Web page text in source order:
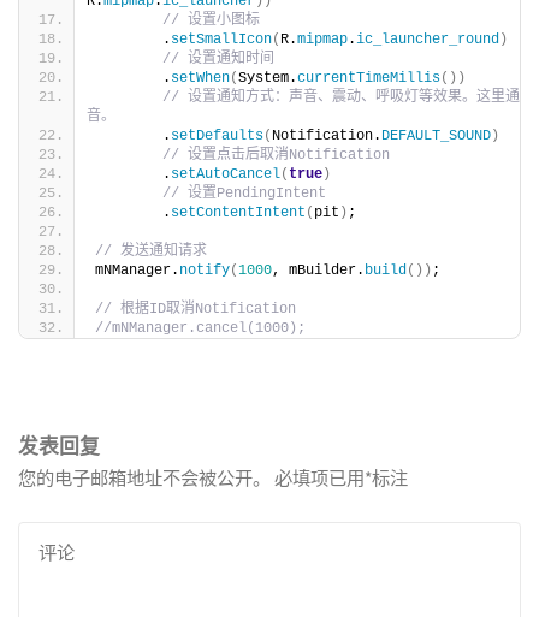
// 设置小图标
        .
setSmallIcon( R.mipmap.ic_launcher_round )
// 设置通知时间
        .
setWhen(System.currentTimeMillis())
// 设置通知方式：声音、震动、呼吸灯等效果。这里通知
音。
        .
setDefaults( Notification. DEFAULT_SOUND)
// 设置点击后取消Notification
        .
setAutoCancel( true)
// 设置PendingIntent
        .
setContentIntent ( pit ) ;
// 发送通知请求
mNManager. notify(1000, mBuilder. build ()) ;
// 根据ID取消Notification
//mNManager.cancel(1000);
发表回复
您的电子邮箱地址不会被公开。 必填项已用*标注